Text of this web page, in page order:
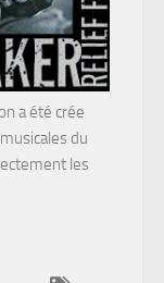
a été crée
du
les